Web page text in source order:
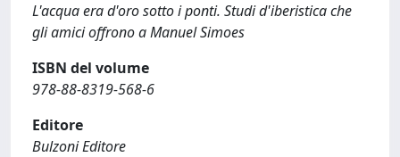
L'acqua era d'oro sotto i ponti. Studi d'iberistica che
gli amici offrono a Manuel Simoes
ISBN del volume
978-88-8319-568-6
Editore
Bulzoni Editore